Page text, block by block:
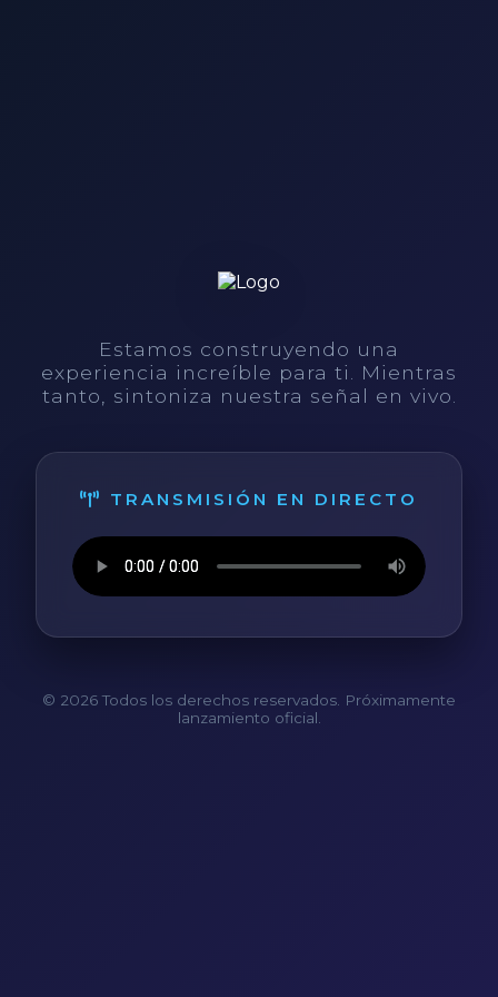
Estamos construyendo una
experiencia increíble para ti. Mientras
tanto, sintoniza nuestra señal en vivo.
TRANSMISIÓN EN DIRECTO
© 2026 Todos los derechos reservados. Próximamente
lanzamiento oficial.